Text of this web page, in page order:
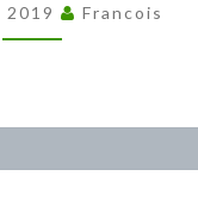
QUI
2019 Francois